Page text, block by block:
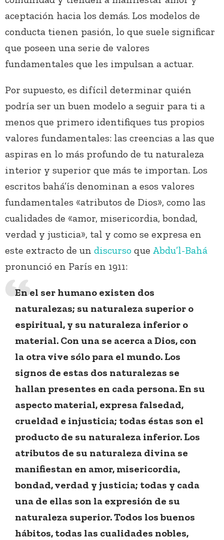
aceptación hacia los demás. Los modelos de
conducta tienen pasión, lo que suele significar
que poseen una serie de valores
fundamentales que les impulsan a actuar.
Por supuesto, es difícil determinar quién
podría ser un buen modelo a seguir para ti a
menos que primero identifiques tus propios
valores fundamentales: las creencias a las que
aspiras en lo más profundo de tu naturaleza
interior y superior que más te importan. Los
escritos bahá’ís denominan a esos valores
fundamentales «atributos de Dios», como las
cualidades de «amor, misericordia, bondad,
verdad y justicia», tal y como se expresa en
este extracto de un discurso que Abdu’l-Bahá
pronunció en París en 1911:
En el ser humano existen dos
naturalezas; su naturaleza superior o
espiritual, y su naturaleza inferior o
material. Con una se acerca a Dios, con
la otra vive sólo para el mundo. Los
signos de estas dos naturalezas se
hallan presentes en cada persona. En su
aspecto material, expresa falsedad,
crueldad e injusticia; todas éstas son el
producto de su naturaleza inferior. Los
atributos de su naturaleza divina se
manifiestan en amor, misericordia,
bondad, verdad y justicia; todas y cada
una de ellas son la expresión de su
naturaleza superior. Todos los buenos
hábitos, todas las cualidades nobles,